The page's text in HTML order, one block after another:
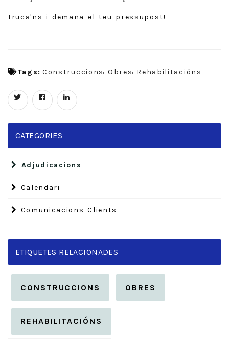
Truca'ns i demana el teu pressupost!
Tags: Construccions Obres Rehabilitacións
CATEGORIES
Adjudicacions
Calendari
Comunicacions Clients
ETIQUETES RELACIONADES
CONSTRUCCIONS OBRES
REHABILITACIÓNS